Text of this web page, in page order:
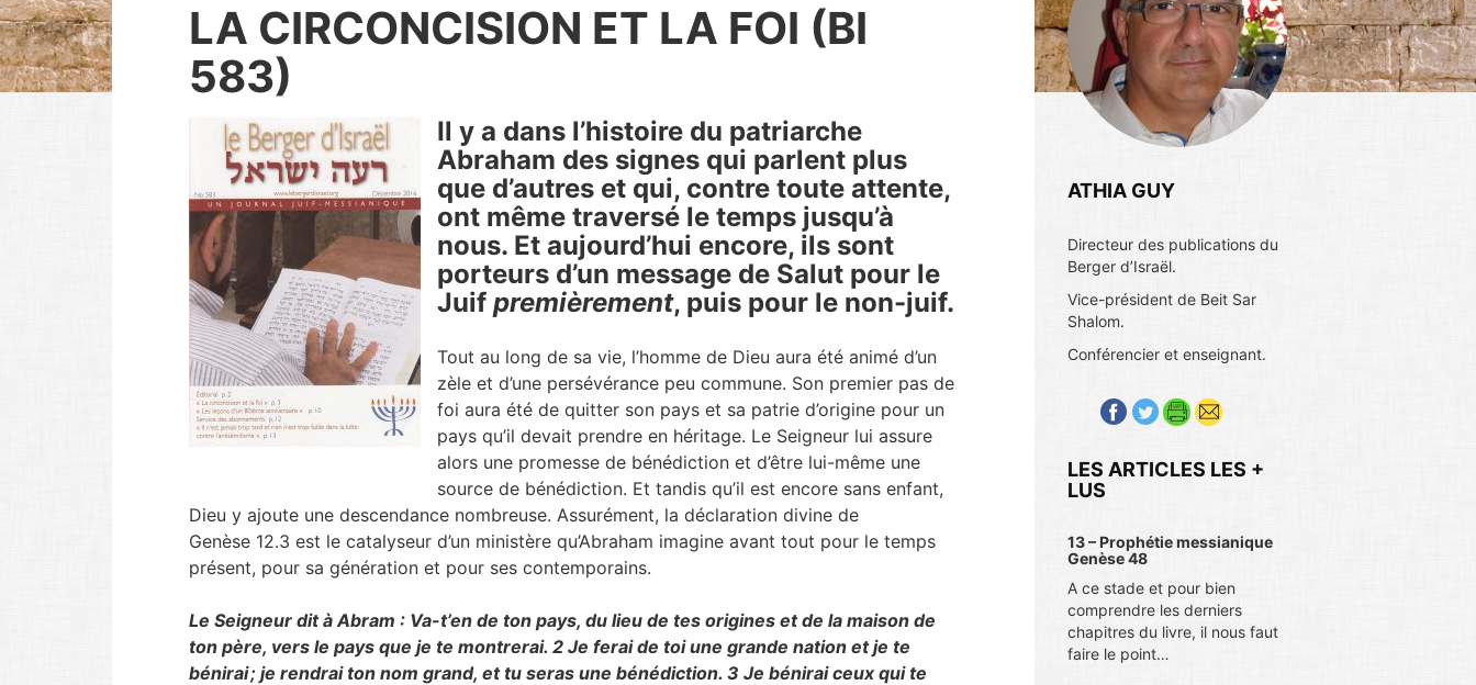
LA CIRCONCISION ET LA FOI (BI
583)
Il y a dans l’histoire du patriarche
Abraham des signes qui parlent plus
que d’autres et qui, contre toute attente,
ont même traversé le temps jusqu’à
nous. Et aujourd’hui encore, ils sont
porteurs d’un message de Salut pour le
Juif premièrement, puis pour le non-juif.
Tout au long de sa vie, l’homme de Dieu aura été animé d’un
zèle et d’une persévérance peu commune. Son premier pas de
foi aura été de quitter son pays et sa patrie d’origine pour un
pays qu’il devait prendre en héritage. Le Seigneur lui assure
alors une promesse de bénédiction et d’être lui-même une
source de bénédiction. Et tandis qu’il est encore sans enfant,
Dieu y ajoute une descendance nombreuse. Assurément, la déclaration divine de
Genèse 12.3 est le catalyseur d’un ministère qu’Abraham imagine avant tout pour le temps
présent, pour sa génération et pour ses contemporains.
Le Seigneur dit à Abram : Va-t’en de ton pays, du lieu de tes origines et de la maison de
ton père, vers le pays que je te montrerai. 2 Je ferai de toi une grande nation et je te
bénirai ; je rendrai ton nom grand, et tu seras une bénédiction. 3 Je bénirai ceux qui te
ATHIA GUY
Directeur des publications du
Berger d’Israël.
Vice-président de Beit Sar
Shalom.
Conférencier et enseignant.
LES ARTICLES LES +
LUS
13 – Prophétie messianique
Genèse 48
A ce stade et pour bien
comprendre les derniers
chapitres du livre, il nous faut
faire le point…